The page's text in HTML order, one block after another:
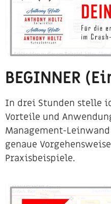
BEGINNER
In drei Stunden stelle
Vorteile und
Management-
genaue
Praxisbeispiele. ​